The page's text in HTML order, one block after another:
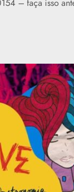
– faça isso